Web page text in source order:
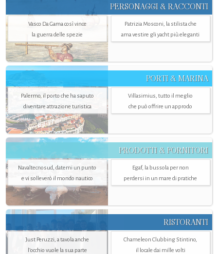
PERSONAGGI & RACCONTI
Vasco Da Gama così vince
la guerra delle spezie
Patrizia Mosconi, la stilista che
ama vestire gli yacht più eleganti
PORTI & MARINA
Palermo, il porto che ha saputo
diventare attrazione turistica
Villasimius, tutto il meglio
che può offrire un approdo
PRODOTTI & FORNITORI
Navaltecnosud, datemi un punto
e vi solleverò il mondo nautico
Egaf, la bussola per non
perdersi in un mare di pratiche
RISTORANTI
Just Peruzzi, a tavola anche
l’occhio vuole la sua parte
Chameleon Clubbing Stintino,
il locale dai mille volti